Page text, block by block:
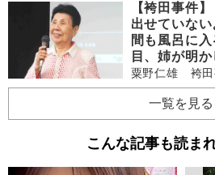
【袴田事件
出せていな
間も風呂に
目、姉が明
粟野仁雄 袴田
一覧を見る
こんな記事も読ま